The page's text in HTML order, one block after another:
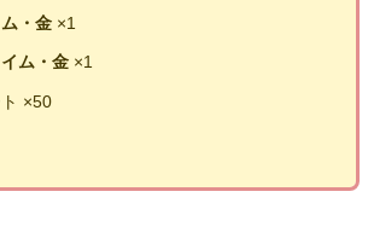
・金×1
ム・金×1
×50